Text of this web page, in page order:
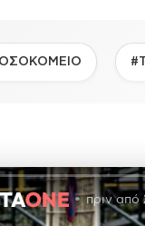
πριν από